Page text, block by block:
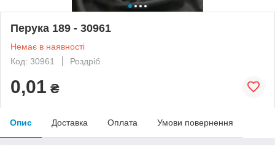
Перука 189 - 30961
Немає в наявності
Код: 30961
Роздріб
0,01 ₴
Опис Доставка Оплата Умови повернення